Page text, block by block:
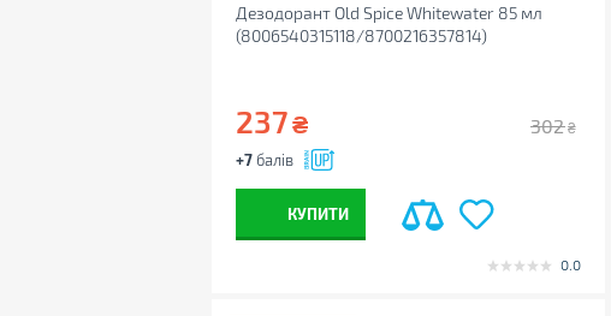
Дезодорант Old Spice Whitewater 85 мл
(8006540315118/8700216357814)
237₴ 302 ₴
+7 балів
КУПИТИ
0.0